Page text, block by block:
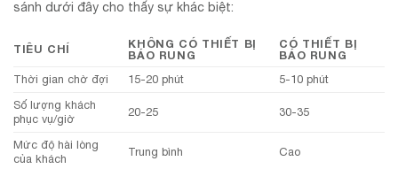
sánh dưới đây cho thấy sự khác biệt:
TIÊU CHÍ
KHÔNG CÓ THIẾT BỊ
BÁO RUNG
CÓ THIẾT BỊ
BÁO RUNG
Thời gian chờ đợi
15-20 phút
5-10 phút
Số lượng khách
phục vụ/giờ
20-25 30-35
Mức độ hài lòng
của khách
Trung bình Cao